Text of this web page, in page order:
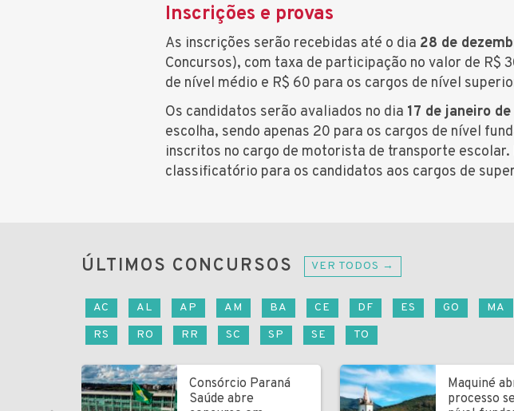
Inscrições e provas
As inscrições serão recebidas até o dia 28 de
Concursos), com taxa de participação no valor de R$
de nível médio e R$ 60 para os cargos de nível
Os candidatos serão avaliados no dia 17 de janeiro
escolha, sendo apenas 20 para os cargos de nível
inscritos no cargo de motorista de transporte
classificatório para os candidatos aos cargos de
ÚLTIMOS CONCURSOS VER TODOS →
AC AL AP AM BA CE DF ES GO MA
RS
RO RR SC SP SE TO
Consórcio Paraná
Saúde abre
Maquiné
processo